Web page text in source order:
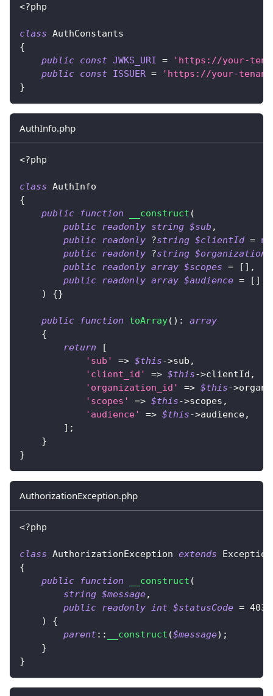
<?php
class AuthConstants
{
public const JWKS_URI =
'https://your-
public const ISSUER =
'https://your-
}
AuthInfo.php
<?php
class AuthInfo
{
public
function __construct (
public
readonly string $sub ,
public
readonly ?string $clientId =
public
readonly ?string
public
readonly array $scopes = [ ] ,
public
readonly array $audience = [ ]
)
{}
public function toArray( ) :
array
{
return
[
'sub'
=> $this->sub ,
'client_id'
=> $this->clientId ,
'organization_id'
=> $this->
'scopes'
=> $this->scopes ,
'audience'
=> $this->audience,
] ;
}
}
AuthorizationException.php
<?php
class AuthorizationException extends
Exception
{
public
function __construct (
string $message,
public
readonly int $statusCode = 403
)
{
parent:: __construct ($message) ;
}
}